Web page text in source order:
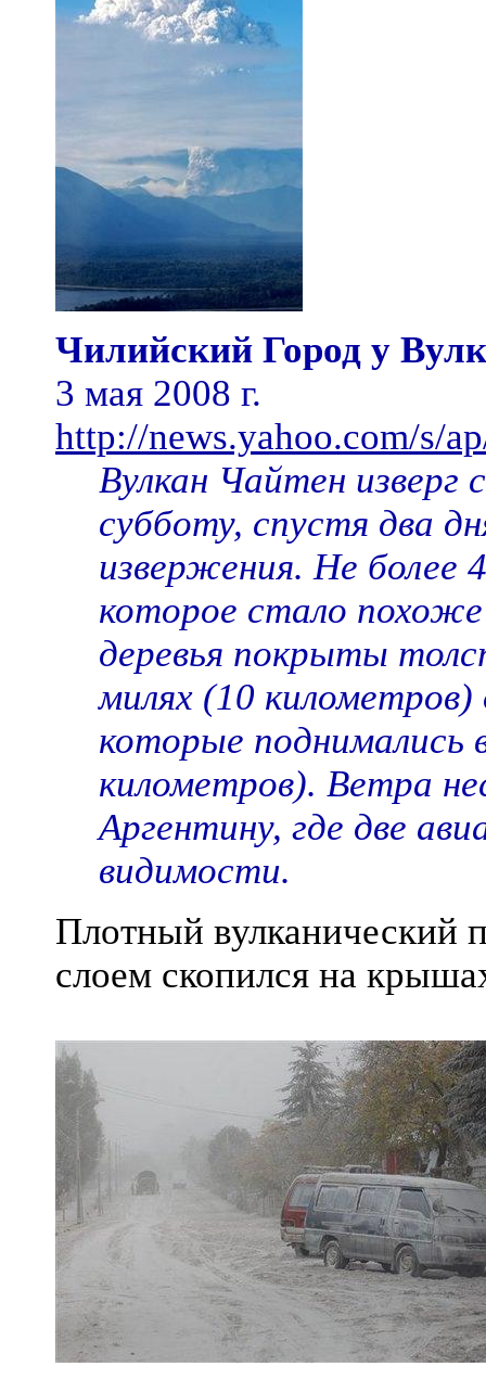
Чилийский Город у
3 мая 2008 г.
http://news.yahoo.com/s/
Вулкан Чайтен изверг
субботу, спустя два
извержения. Не более
которое стало
деревья покрыты
милях (10
которые поднимались
километров). Ветра
Аргентину, где две
видимости.
Плотный вулканический
слоем скопился на